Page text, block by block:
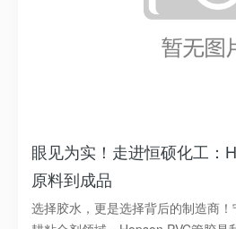
Hopson CPVP管胶：专为
力、快速
CPVC水管安装，粘接的强度和密